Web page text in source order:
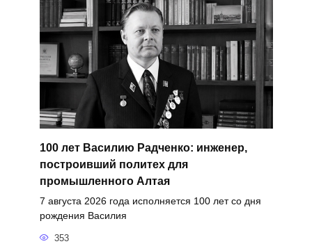
100 лет Василию Радченко: инженер,
построивший политех для
промышленного Алтая
7 августа 2026 года исполняется 100 лет со дня
рождения Василия
353